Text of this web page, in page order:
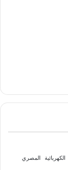
الكهربائية المصري